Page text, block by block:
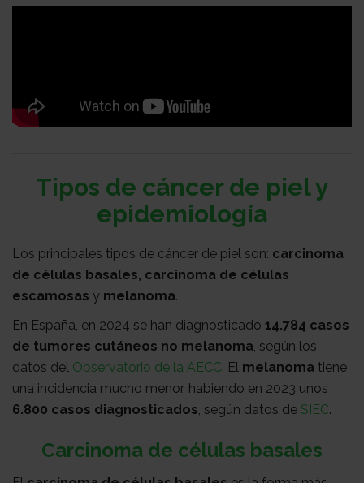
el
Transparencia
con
nosotros
Sala
de
prensa
Observatorio
Actualidad
psicológico
Atención
Tipos de cáncer de piel y
epidemiología
Los principales tipos de cáncer de piel son: carcinoma
de células basales, carcinoma de células
escamosas y melanoma.
En España, en 2024 se han diagnosticado 14.784 casos
de tumores cutáneos no melanoma , según los
datos del Observatorio de la AECC. El melanoma tiene
una incidencia mucho menor, habiendo en 2023 unos
6.800 casos diagnosticados , según datos de SIEC.
Carcinoma de células basales